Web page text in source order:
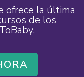
ofrece la última
de los